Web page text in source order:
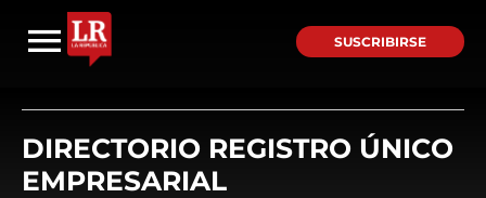
SUSCRIBIRSE
DIRECTORIO REGISTRO ÚNICO
EMPRESARIAL